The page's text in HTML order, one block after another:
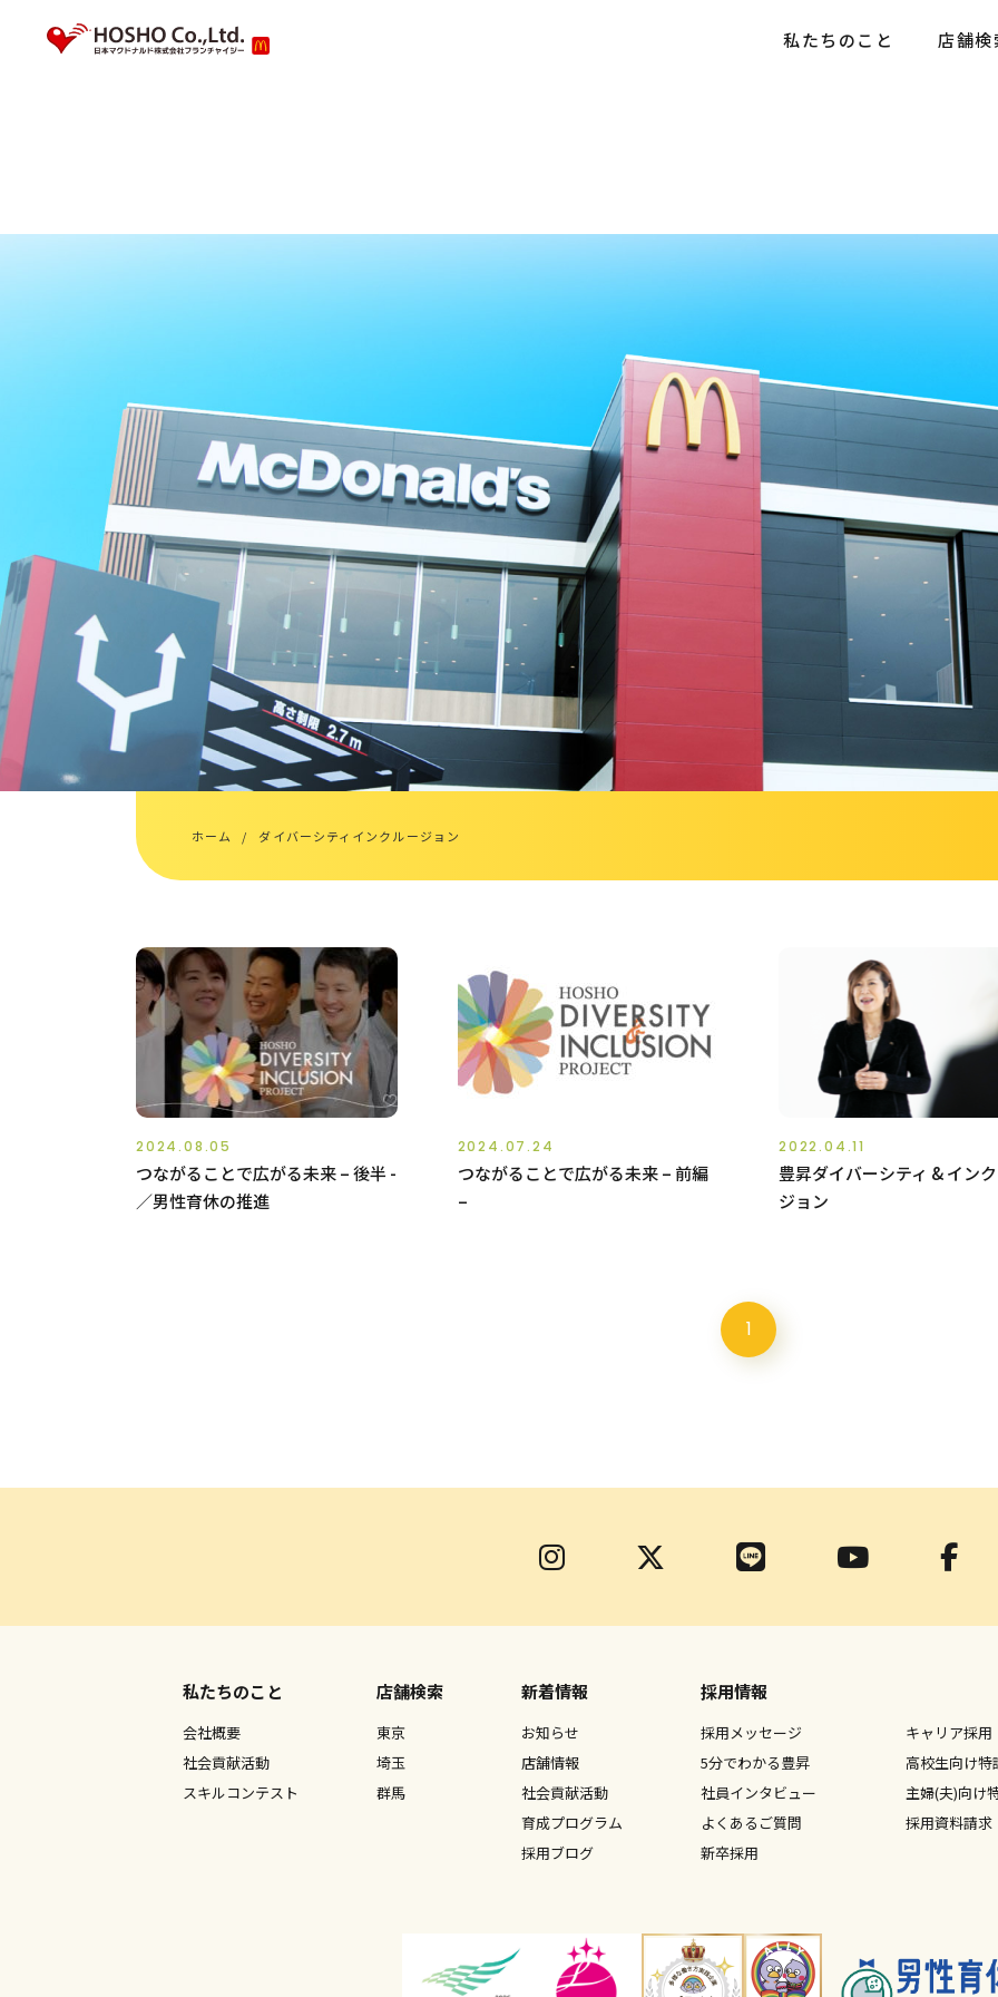
私たちのこと 店舗検
新卒採用エントリー キャリア採用エントリ
ホーム ダイバーシティインクルージョン
2024.08.05
つながることで広がる未来 – 後半 -
／男性育休の推進
2024.07.24
つながることで広がる未来 – 前編
–
2022.04.11
豊昇ダイバーシティ & イン
ジョン
1
私たちのこと
会社概要
社会貢献活動
スキルコンテスト
店舗検索
東京
埼玉
群馬
新着情報
お知らせ
店舗情報
社会貢献活動
育成プログラム
採用ブログ
採用情報
採用メッセージ
5分でわかる豊昇
社員インタビュー
よくあるご質問
新卒採用
キャリア採用
高校生向け特
主婦(夫)向け
採用資料請求